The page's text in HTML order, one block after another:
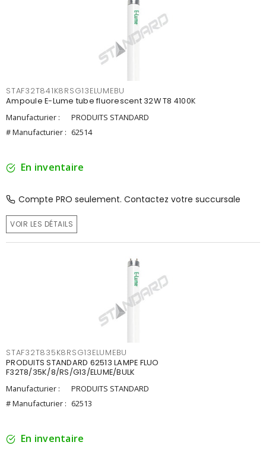
STAF32T841K8RSG13ELUMEBU
Ampoule E-Lume tube fluorescent 32W T8 4100K
Manufacturier :
PRODUITS STANDARD
# Manufacturier : 62514
En inventaire
Compte PRO seulement. Contactez votre succursale
VOIR LES DÉTAILS
STAF32T835K8RSG13ELUMEBU
PRODUITS STANDARD 62513 LAMPE FLUO
F32T8/35K/8/RS/G13/ELUME/BULK
Manufacturier :
PRODUITS STANDARD
# Manufacturier : 62513
En inventaire